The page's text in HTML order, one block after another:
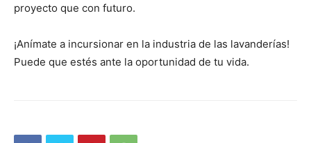
proyecto que con futuro.
¡Anímate a incursionar en la industria de las lavanderías!
Puede que estés ante la oportunidad de tu vida.